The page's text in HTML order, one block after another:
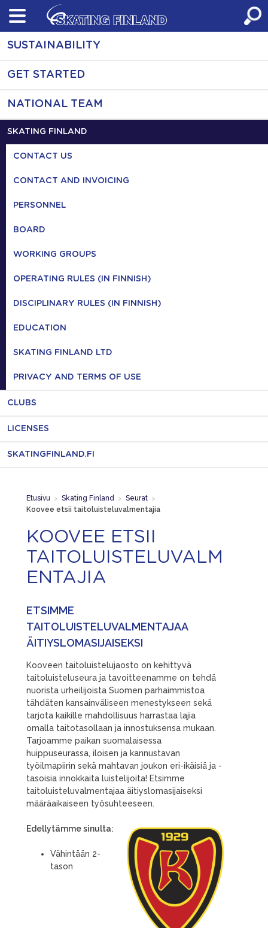
Skip
content
SUSTAINABILITY
GET STARTED
NATIONAL TEAM
SKATING FINLAND
CONTACT US
CONTACT AND INVOICING
PERSONNEL
BOARD
WORKING GROUPS
OPERATING RULES (IN FINNISH)
DISCIPLINARY RULES (IN FINNISH)
EDUCATION
SKATING FINLAND LTD
PRIVACY AND TERMS OF USE
CLUBS
LICENSES
SKATINGFINLAND.FI
Etusivu > Skating Finland > Seurat >
Koovee etsii taitoluisteluvalmentajia
KOOVEE ETSII
TAITOLUISTELUVALM
ENTAJIA
ETSIMME
TAITOLUISTELUVALMENTAJAA
ÄITIYSLOMASIJAISEKSI
Kooveen taitoluistelujaosto on kehittyvä
taitoluisteluseura ja tavoitteenamme on tehdä
nuorista urheilijoista Suomen parhaimmistoa
tähdäten kansainväliseen menestykseen sekä
tarjota kaikille mahdollisuus harrastaa lajia
omalla taitotasollaan ja innostuksensa mukaan.
Tarjoamme paikan suomalaisessa
huippuseurassa, iloisen ja kannustavan
työilmapiirin sekä mahtavan joukon eri-ikäisiä ja -
tasoisia innokkaita luistelijoita! Etsimme
taitoluisteluvalmentajaa äitiyslomasijaiseksi
määräaikaiseen työsuhteeseen.
Edellytämme sinulta:
Vähintään 2-
tason